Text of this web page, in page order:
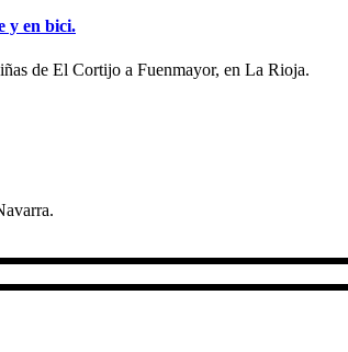
y en bici.
de El Cortijo a Fuenmayor, en La Rioja.